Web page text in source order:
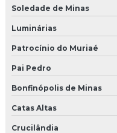
Soledade de Minas
Luminárias
Patrocínio do Muriaé
Pai Pedro
Bonfinópolis de Minas
Catas Altas
Crucilândia